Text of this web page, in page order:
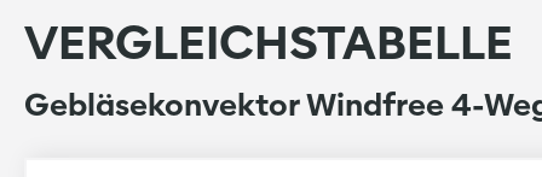
Farbe Gerätepaneel weiß
VERGLEICHSTABELLE
Gebläsekonvektor Windfree 4-